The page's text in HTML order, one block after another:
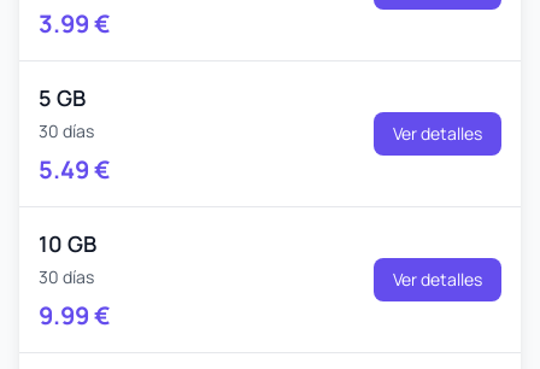
3.99€
5 GB
30 días
5.49€
Ver detalles
10 GB
30 días
9.99€
Ver detalles